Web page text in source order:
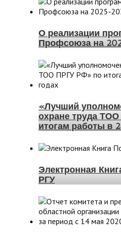
О реализации
Профсоюза на
«Лучший
охране труда
итогам работы в
Электронная
РГУ